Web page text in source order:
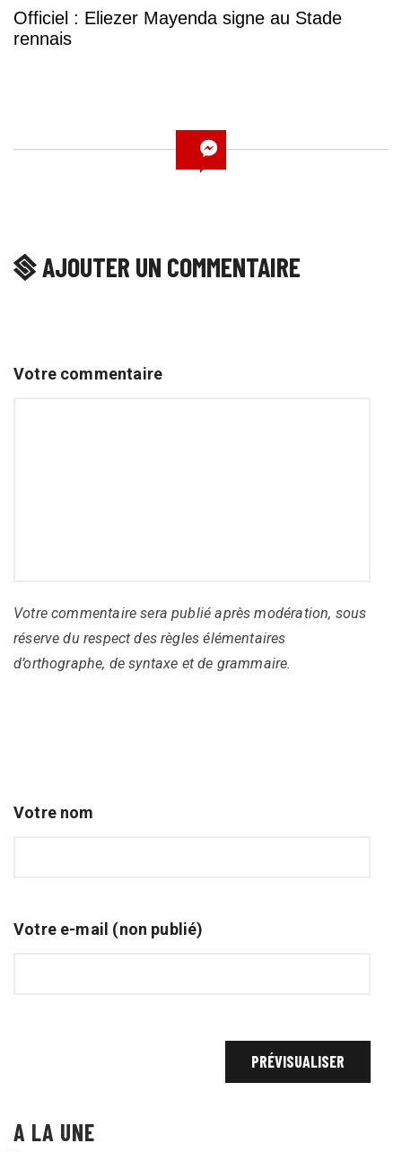
Officiel : Eliezer Mayenda signe au Stade
rennais
AJOUTER UN COMMENTAIRE
Votre commentaire
Votre commentaire sera publié après modération, sous
réserve du respect des règles élémentaires
d’orthographe, de syntaxe et de grammaire.
Votre nom
Votre e-mail (non publié)
A LA UNE